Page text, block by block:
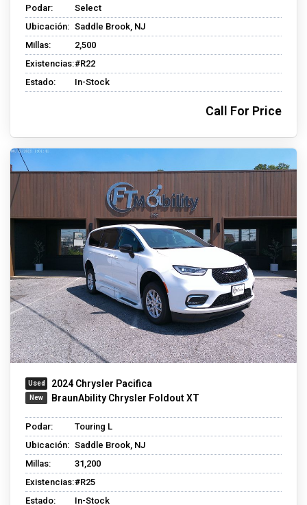
Podar:
Select
Ubicación: Saddle Brook, NJ
Millas:
2,500
Existencias:#R22
Estado:
In-Stock
Call For Price
2024 Chrysler Pacifica
BraunAbility Chrysler Foldout XT
Podar:
Touring L
Ubicación: Saddle Brook, NJ
Millas:
31,200
Existencias:#R25
Estado:
In-Stock